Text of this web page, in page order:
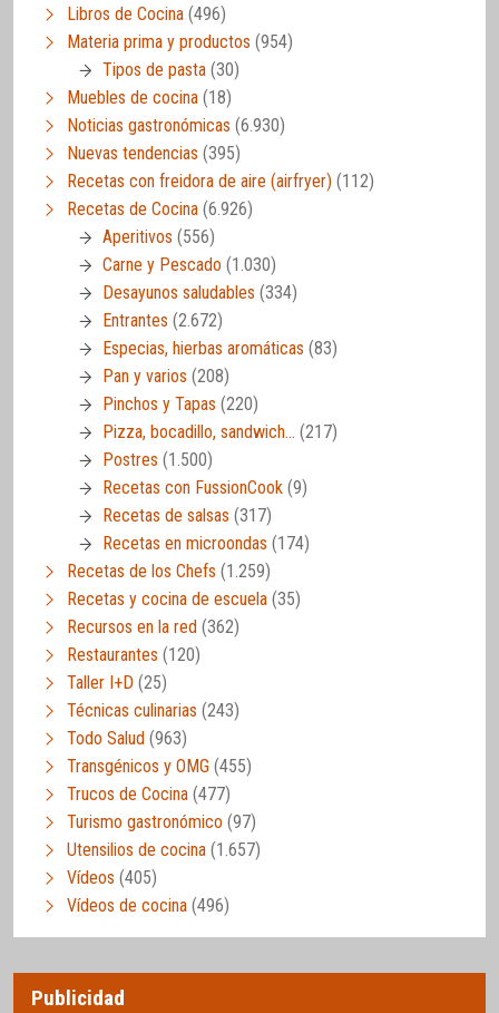
Libros de Cocina (496)
Materia prima y productos (954)
Tipos de pasta (30)
Muebles de cocina (18)
Noticias gastronómicas (6.930)
Nuevas tendencias (395)
Recetas con freidora de aire (airfryer) (112)
Recetas de Cocina (6.926)
Aperitivos (556)
Carne y Pescado (1.030)
Desayunos saludables (334)
Entrantes (2.672)
Especias, hierbas aromáticas (83)
Pan y varios (208)
Pinchos y Tapas (220)
Pizza, bocadillo, sandwich… (217)
Postres (1.500)
Recetas con FussionCook (9)
Recetas de salsas (317)
Recetas en microondas (174)
Recetas de los Chefs (1.259)
Recetas y cocina de escuela (35)
Recursos en la red (362)
Restaurantes (120)
Taller I+D (25)
Técnicas culinarias (243)
Todo Salud (963)
Transgénicos y OMG (455)
Trucos de Cocina (477)
Turismo gastronómico (97)
Utensilios de cocina (1.657)
Vídeos (405)
Vídeos de cocina (496)
Publicidad